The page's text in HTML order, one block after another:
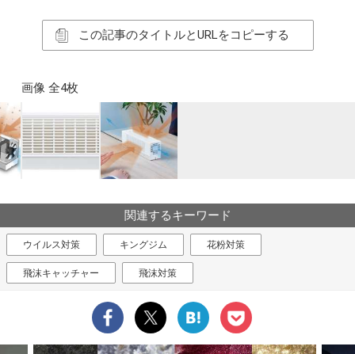
この記事のタイトルとURLをコピーする
画像 全4枚
関連するキーワード
ウイルス対策 キングジム 花粉対策
飛沫キャッチャー 飛沫対策